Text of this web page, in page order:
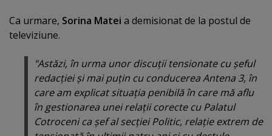
Ca urmare, Sorina Matei a demisionat de la postul de
televiziune.
"Astăzi, în urma unor discuţii tensionate cu şeful
redacţiei şi mai puţin cu conducerea Antena 3, în
care am explicat situaţia penibilă în care mă aflu
în gestionarea unei relaţii corecte cu Palatul
Cotroceni ca şef al secţiei Politic, relaţie extrem de